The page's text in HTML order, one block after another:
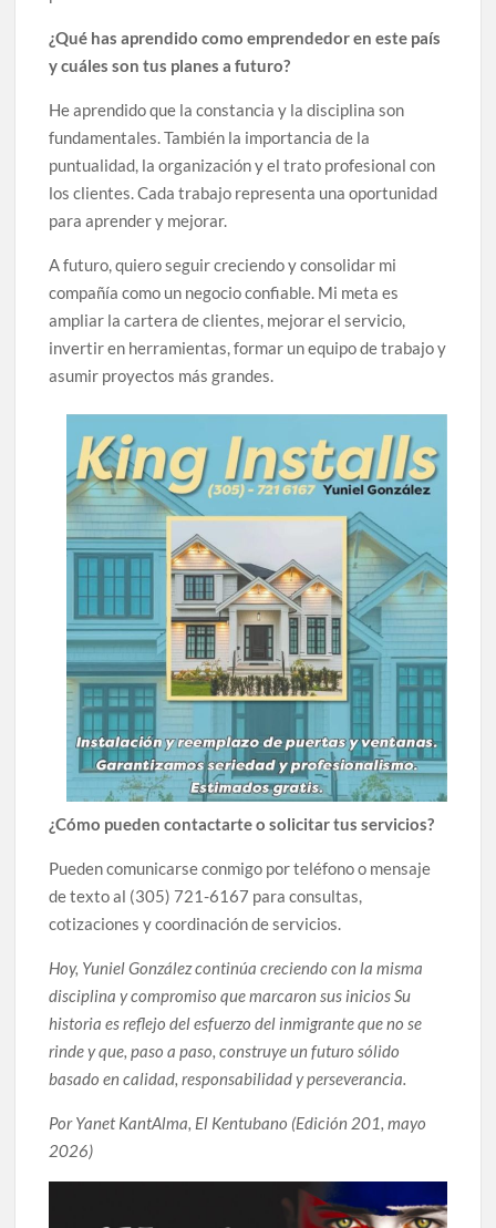
¿Qué has aprendido como emprendedor en este país
y cuáles son tus planes a futuro?
He aprendido que la constancia y la disciplina son
fundamentales. También la importancia de la
puntualidad, la organización y el trato profesional con
los clientes. Cada trabajo representa una oportunidad
para aprender y mejorar.
A futuro, quiero seguir creciendo y consolidar mi
compañía como un negocio confiable. Mi meta es
ampliar la cartera de clientes, mejorar el servicio,
invertir en herramientas, formar un equipo de trabajo y
asumir proyectos más grandes.
¿Cómo pueden contactarte o solicitar tus servicios?
Pueden comunicarse conmigo por teléfono o mensaje
de texto al (305) 721-6167 para consultas,
cotizaciones y coordinación de servicios.
Hoy, Yuniel González continúa creciendo con la misma
disciplina y compromiso que marcaron sus inicios Su
historia es reflejo del esfuerzo del inmigrante que no se
rinde y que, paso a paso, construye un futuro sólido
basado en calidad, responsabilidad y perseverancia.
Por Yanet KantAlma, El Kentubano (Edición 201, mayo
2026)